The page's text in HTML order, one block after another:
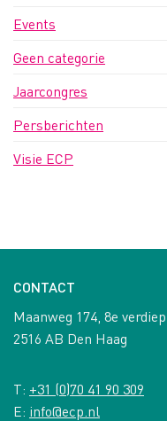
Events
Geen categorie
Jaarcongres
Persberichten
Visie ECP
CONTACT
Maanweg 174, 8e
2516 AB Den Haag
T: +31 (0)70 41 90 309
E: info@ecp.nl